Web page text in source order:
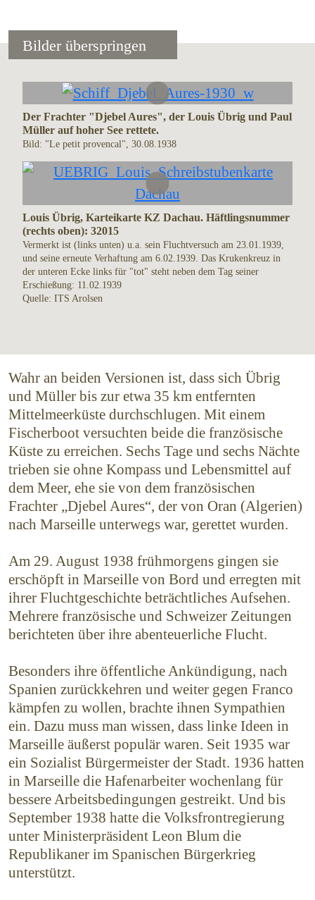
Bilder überspringen
Der Frachter "Djebel Aures", der Louis Übrig und Paul
Müller auf hoher See rettete.
Bild: "Le petit provencal", 30.08.1938
Louis Übrig, Karteikarte KZ Dachau. Häftlingsnummer
(rechts oben): 32015
Vermerkt ist (links unten) u.a. sein Fluchtversuch am 23.01.1939,
und seine erneute Verhaftung am 6.02.1939. Das Krukenkreuz in
der unteren Ecke links für "tot" steht neben dem Tag seiner
Erschießung: 11.02.1939
Quelle: ITS Arolsen
Wahr an beiden Versionen ist, dass sich Übrig
und Müller bis zur etwa 35 km entfernten
Mittelmeerküste durchschlugen. Mit einem
Fischerboot versuchten beide die französische
Küste zu erreichen. Sechs Tage und sechs Nächte
trieben sie ohne Kompass und Lebensmittel auf
dem Meer, ehe sie von dem französischen
Frachter „Djebel Aures“, der von Oran (Algerien)
nach Marseille unterwegs war, gerettet wurden.
Am 29. August 1938 frühmorgens gingen sie
erschöpft in Marseille von Bord und erregten mit
ihrer Fluchtgeschichte beträchtliches Aufsehen.
Mehrere französische und Schweizer Zeitungen
berichteten über ihre abenteuerliche Flucht.
Besonders ihre öffentliche Ankündigung, nach
Spanien zurück­kehren und weiter gegen Franco
kämpfen zu wollen, brachte ihnen Sympathien
ein. Dazu muss man wissen, dass linke Ideen in
Marseille äußerst populär waren. Seit 1935 war
ein Sozialist Bürger­meister der Stadt. 1936 hatten
in Marseille die Hafenarbeiter wochenlang für
bessere Arbeits­bedingungen gestreikt. Und bis
September 1938 hatte die Volksfrontregierung
unter Ministerpräsident Leon Blum die
Republikaner im Spanischen Bürgerkrieg
unterstützt.